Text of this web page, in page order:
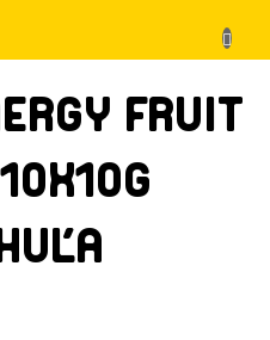
FRUIT